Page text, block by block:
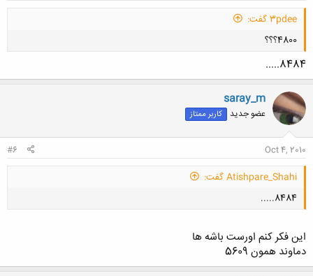
3pdee گفت:
4800؟؟؟
8484.....
saray_m
عضو جدید کاربر ممتاز
Oct 4, 2010
#6
Atishpare_Shahi گفت:
8484.....
این فکر کنم اورست باشه ها
دماوند همون 5609